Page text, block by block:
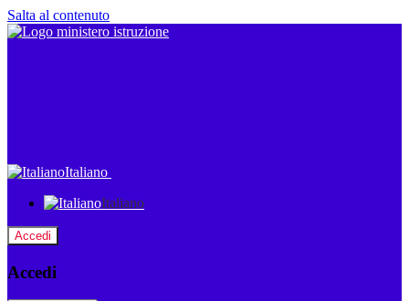
Salta al contenuto
Italiano
Italiano
Accedi
Accedi